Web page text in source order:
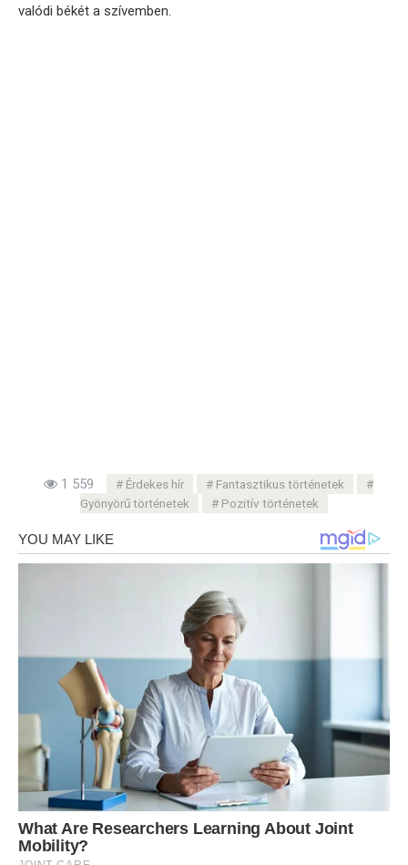
valódi békét a szívemben.
1 559 Érdekes hír
Fantasztikus történetek
Gyönyörű történetek
Pozitív történetek